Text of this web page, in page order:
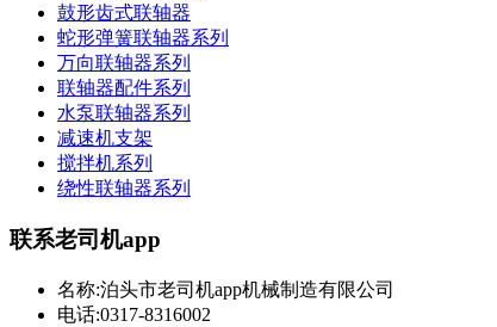
鼓形齿式联轴器
蛇形弹簧联轴器系列
万向联轴器系列
联轴器配件系列
水泵联轴器系列
减速机支架
搅拌机系列
绕性联轴器系列
联系老司机app
名称:泊头市老司机app机械制造有限公司
电话:0317-8316002